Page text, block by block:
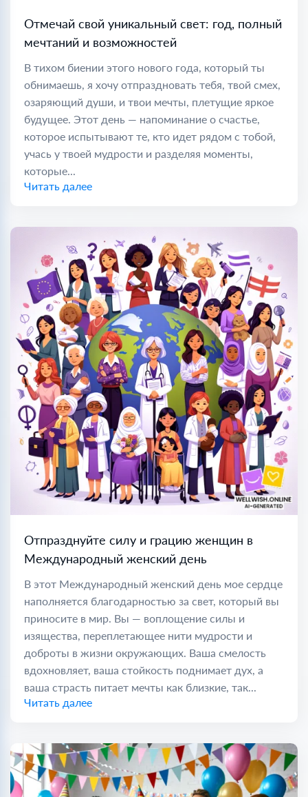
Отмечай свой уникальный свет: год, полный
мечтаний и возможностей
В тихом биении этого нового года, который ты
обнимаешь, я хочу отпраздновать тебя, твой смех,
озаряющий души, и твои мечты, плетущие яркое
будущее. Этот день — напоминание о счастье,
которое испытывают те, кто идет рядом с тобой,
учась у твоей мудрости и разделяя моменты,
которые...
Читать далее
Отпразднуйте силу и грацию женщин в
Международный женский день
В этот Международный женский день мое сердце
наполняется благодарностью за свет, который вы
приносите в мир. Вы — воплощение силы и
изящества, переплетающее нити мудрости и
доброты в жизни окружающих. Ваша смелость
вдохновляет, ваша стойкость поднимает дух, а
ваша страсть питает мечты как близкие, так...
Читать далее